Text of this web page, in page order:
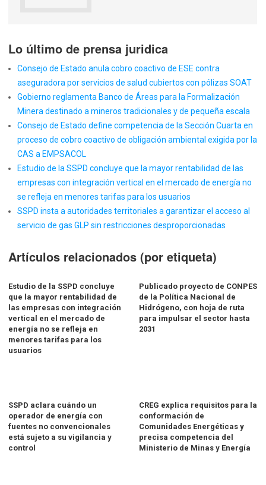
Lo último de prensa juridica
Consejo de Estado anula cobro coactivo de ESE contra
aseguradora por servicios de salud cubiertos con pólizas SOAT
Gobierno reglamenta Banco de Áreas para la Formalización
Minera destinado a mineros tradicionales y de pequeña escala
Consejo de Estado define competencia de la Sección Cuarta en
proceso de cobro coactivo de obligación ambiental exigida por la
CAS a EMPSACOL
Estudio de la SSPD concluye que la mayor rentabilidad de las
empresas con integración vertical en el mercado de energía no
se refleja en menores tarifas para los usuarios
SSPD insta a autoridades territoriales a garantizar el acceso al
servicio de gas GLP sin restricciones desproporcionadas
Artículos relacionados (por etiqueta)
Estudio de la SSPD concluye
que la mayor rentabilidad de
las empresas con integración
vertical en el mercado de
energía no se refleja en
menores tarifas para los
usuarios
Publicado proyecto de CONPES
de la Política Nacional de
Hidrógeno, con hoja de ruta
para impulsar el sector hasta
2031
SSPD aclara cuándo un
operador de energía con
fuentes no convencionales
está sujeto a su vigilancia y
control
CREG explica requisitos para la
conformación de
Comunidades Energéticas y
precisa competencia del
Ministerio de Minas y Energía